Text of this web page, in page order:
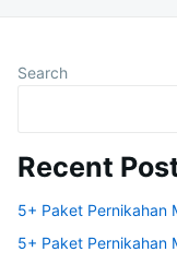
Search
Recent
5+ Paket Pernikahan
5+ Paket Pernikahan